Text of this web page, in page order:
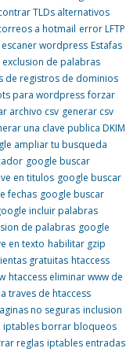
TLDs alternativos
a hotmail error LFTP
escaner wordpress Estafas
exclusion de palabras
de registros de dominios
para wordpress forzar
archivo csv generar csv
una clave publica DKIM
ampliar tu busqueda
google buscar
en titulos google buscar
fechas google buscar
incluir palabras
de palabras google
en texto habilitar gzip
gratuitas htaccess
htaccess eliminar www de
traves de htaccess
no seguras inclusion
iptables borrar bloqueos
reglas iptables entradas